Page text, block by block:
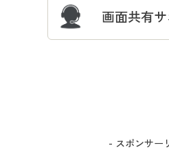
画面共有
- スポンサー